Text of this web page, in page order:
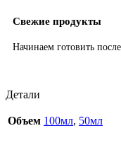
Свежие продукты
Начинаем готовить после
Детали
Объем 100мл, 50мл